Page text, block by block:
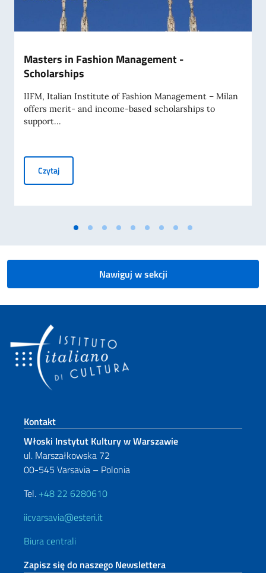
Masters in Fashion Management -
Scholarships
IIFM, Italian Institute of Fashion Management – Milan
offers merit- and income-based scholarships to
support...
CzytajMasters in Fashion Management - Scholarships
Nawiguj w sekcji
Footer section
Kontakt
Włoski Instytut Kultury w Warszawie
ul. Marszałkowska 72
00-545 Varsavia – Polonia
Tel. +48 22 6280610
iicvarsavia@esteri.it
Biura centrali
Zapisz się do naszego Newslettera